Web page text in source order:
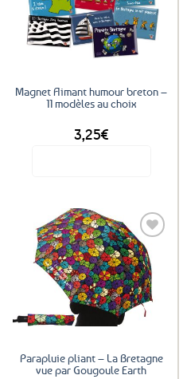
Ajouter
aux
favoris
Magnet Aimant humour breton –
11 modèles au choix
3,25€
plusieurs
variations.
être
sur
Ajouter
aux
favoris
Parapluie pliant – La Bretagne
vue par Gougoule Earth